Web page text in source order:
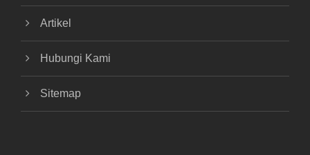
Artikel
Hubungi Kami
Sitemap